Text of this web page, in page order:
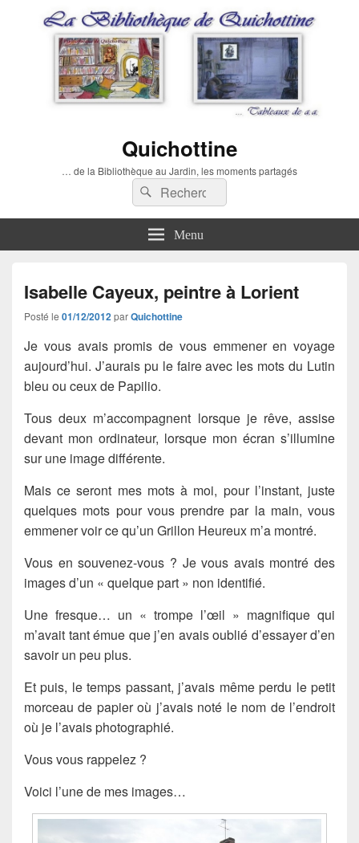
Quichottine
… de la Bibliothèque au Jardin, les moments partagés
Recherche :
Rechercher
Menu
Isabelle Cayeux, peintre à Lorient
Posté le 01/12/2012 parQuichottine
Je vous avais promis de vous emmener en voyage
aujourd’hui. J’aurais pu le faire avec les mots du Lutin
bleu ou ceux de Papilio.
Tous deux m’accompagnent lorsque je rêve, assise
devant mon ordinateur, lorsque mon écran s’illumine
sur une image différente.
Mais ce seront mes mots à moi, pour l’instant, juste
quelques mots pour vous prendre par la main, vous
emmener voir ce qu’un Grillon Heureux m’a montré.
Vous en souvenez-vous ? Je vous avais montré des
images d’un « quelque part » non identifié.
Une fresque… un « trompe l’œil » magnifique qui
m’avait tant émue que j’en avais oublié d’essayer d’en
savoir un peu plus.
Et puis, le temps passant, j’avais même perdu le petit
morceau de papier où j’avais noté le nom de l’endroit
où je l’avais photographié.
Vous vous rappelez ?
Voici l’une de mes images…